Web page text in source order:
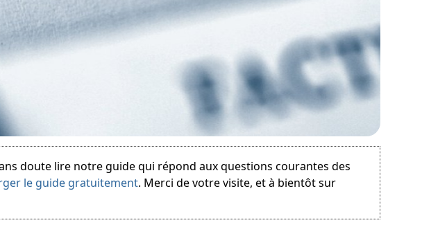
doute lire notre guide qui répond aux questions courantes des
le guide gratuitement. Merci de votre visite, et à bientôt sur